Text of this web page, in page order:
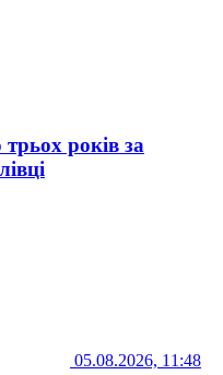
років за
05.08.2026, 11:48